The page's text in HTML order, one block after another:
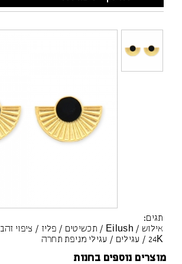
תגים:
אילוש /
Eilush
/ תכשיטים / פליז / ציפוי זהב
24K
/ עגילים / עגילי מניפת תחרה
מוצרים נוספים בחנות